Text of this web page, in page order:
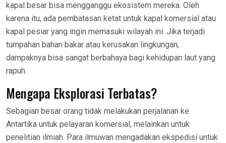
kapal besar bisa mengganggu ekosistem mereka. Oleh
karena itu, ada pembatasan ketat untuk kapal komersial atau
kapal pesiar yang ingin memasuki wilayah ini. Jika terjadi
tumpahan bahan bakar atau kerusakan lingkungan,
dampaknya bisa sangat berbahaya bagi kehidupan laut yang
rapuh.
Mengapa Eksplorasi Terbatas?
Sebagian besar orang tidak melakukan perjalanan ke
Antartika untuk pelayaran komersial, melainkan untuk
penelitian ilmiah. Para ilmuwan mengadakan ekspedisi untuk